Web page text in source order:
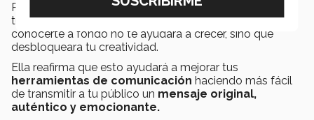
Para la egresada, elarte es una forma de expresar
tu verdadero yo, por lo que brindar la oportunidad de
conocerte a fondo no te ayudara a crecer, sino que
desbloqueara tu creatividad.
Ella reafirma que esto ayudará a mejorar tus
herramientas de comunicación haciendo más fácil
de transmitir a tu público un mensaje original,
auténtico y emocionante.